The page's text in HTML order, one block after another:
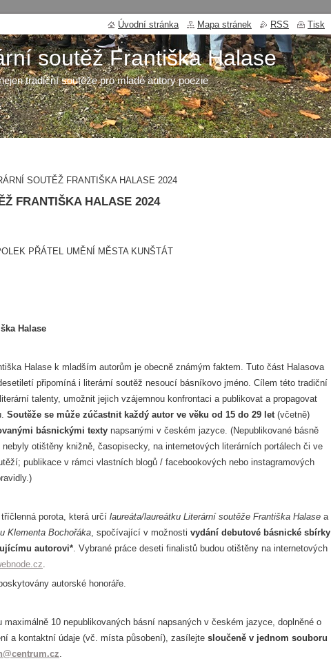
soutěž Františka Halase
tradiční soutěže pro mladé autory poezie
SOUTĚŽ FRANTIŠKA HALASE 2024
FRANTIŠKA HALASE 2024
PŘÁTEL UMĚNÍ MĚSTA KUNŠTÁT
Halase
Halase k mladším autorům je obecně známým faktem. Tuto část Halasova
připomíná i literární soutěž nesoucí básníkovo jméno. Cílem této tradiční
talenty, umožnit jejich vzájemnou konfrontaci a publikovat a propagovat
Soutěže se může zúčastnit každý autor ve věku od 15 do 29 let (včetně)
básnickými texty napsanými v českém jazyce. (Nepublikované básně
otištěny knižně, časopisecky, na internetových literárních portálech či ve
publikace v rámci vlastních blogů / facebookových nebo instagramových
porota, která určí laureáta/laureátku Literární soutěže Františka Halase a
Klementa Bochořáka, spočívající v možnosti vydání debutové básnické sbírky
autorovi*. Vybrané práce deseti finalistů budou otištěny na internetových
.
autorské honoráře.
10 nepublikovaných básní napsaných v českém jazyce, doplněné o
a kontaktní údaje (vč. místa působení), zasílejte sloučeně v jednom souboru
.
Úvodní stránka Mapa stránek RSS Tisk